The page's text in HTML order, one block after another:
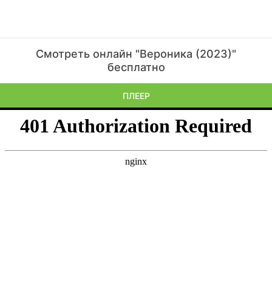
Смотреть онлайн "Вероника (2023)"
бесплатно
ПЛЕЕР